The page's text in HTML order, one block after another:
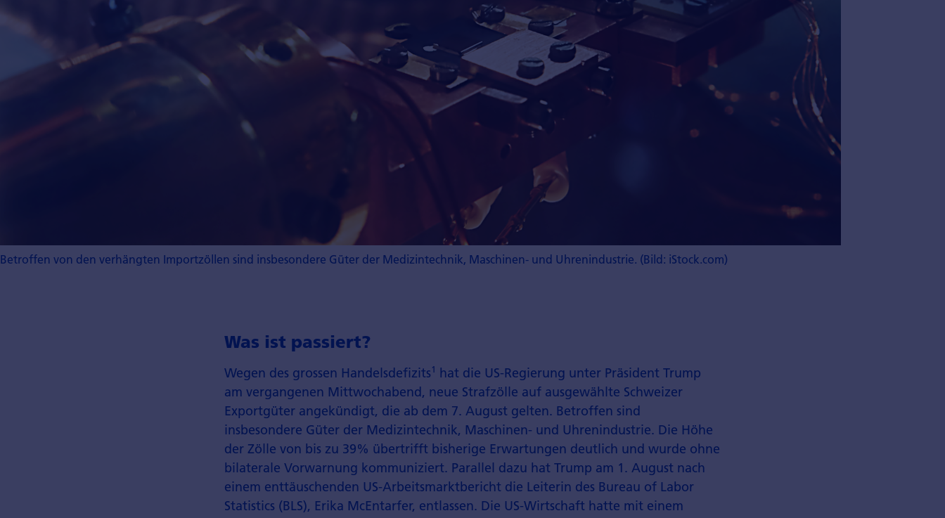
Betroffen von den verhängten Importzöllen sind insbesondere Güter der Medizintechnik, Maschinen- und Uhrenindustrie. (Bild: iStock.com)
Was ist passiert?
Wegen des grossen Handelsdefizits1 hat die US-Regierung unter Präsident Trump
am vergangenen Mittwochabend, neue Strafzölle auf ausgewählte Schweizer
Export­güter angekündigt, die ab dem 7. August gelten. Betroffen sind
insbesondere Güter der Medizin­technik, Maschinen- und Uhren­industrie. Die Höhe
der Zölle von bis zu 39% übertrifft bisherige Erwartungen deutlich und wurde ohne
bilaterale Vor­warnung kommuniziert. Parallel dazu hat Trump am 1. August nach
einem ent­täuschenden US-Arbeits­markt­bericht die Leiterin des Bureau of Labor
Statistics (BLS), Erika McEntarfer, entlassen. Die US-Wirtschaft hatte mit einem